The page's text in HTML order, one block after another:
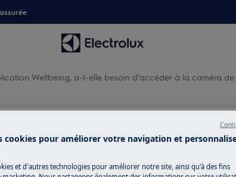
Wellbeing, a-t-elle besoin d'accéder à la caméra
a-t-elle besoin
d'un appareil?
cookies pour améliorer votre navigation et
et d'autres technologies pour améliorer notre site, ainsi qu'à des fins